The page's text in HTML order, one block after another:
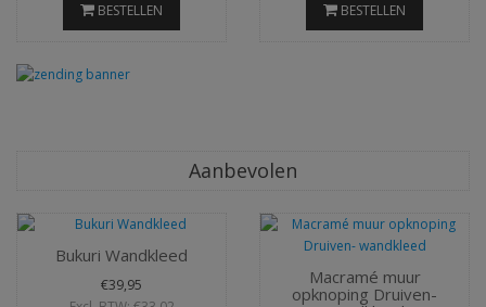
BESTELLEN
BESTELLEN
Aanbevolen
Bukuri Wandkleed
€39,95
Macramé muur
opknoping Druiven-